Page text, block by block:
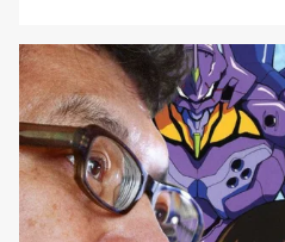
Gundam. Prevista per il 2025,
drammaticità e visione
di Gundam [']